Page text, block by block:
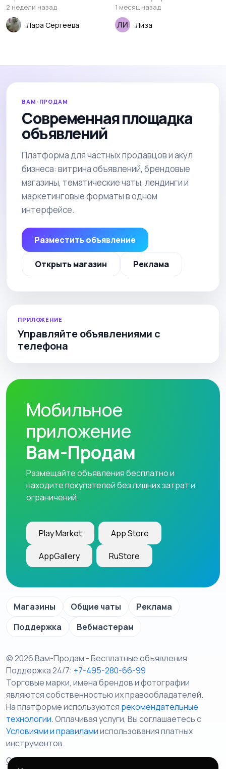
2 недели назад
Лара Сергеева
1 месяц назад
Лиза
ВАМ-ПРОДАМ
Современная площадка
объявлений
Платформа для частных продавцов и акул
бизнеса: витрина объявлений, брендовые
магазины, тематические чаты, лендинги и
маркетинговые форматы в одном
интерфейсе.
Разместить объявление
Открыть магазин Реклама
ПРИЛОЖЕНИЕ
Управляйте объявлениями с
телефона
Мобильное
приложение
Вам-Продам
Размещайте объявления бесплатно и
находите покупателей без лишних затрат и
ограничений.
Play Market App Store
AppGallery RuStore
Магазины Общие чаты
Реклама
Поддержка
Вебмастерам
© 2026 Вам-Продам - Бесплатные объявления
Поддержка 24/7: +7-495-280-66-99
Торговые марки, имена брендов и фотографии
являются собственностью их правообладателей.
На платформе используются рекомендательные
технологии. Оплачивая услуги, Вы соглашаетесь c
Условиями и правиламииспользования платных
инструментов.
Отказ от ответственности
Правила сервиса